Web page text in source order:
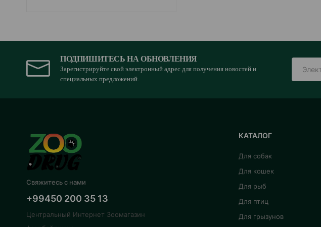
ПОДПИШИТЕСЬ НА ОБНОВЛЕНИЯ
Зарегистрируйте свой электронный адрес для получения новостей и
специальных предложений.
Свяжитесь с нами
+99450 200 35 13
Центральный Интернет Зоомагазин
КАТАЛОГ
Для собак
Для кошек
Для рыб
Для птиц
Для грызунов